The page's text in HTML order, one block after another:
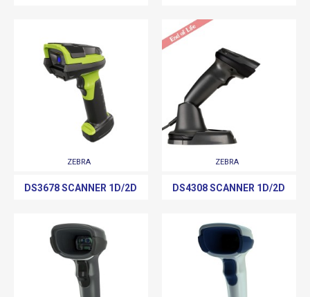
ZEBRA
DS3678 SCANNER 1D/2D
ZEBRA
DS4308 SCANNER 1D/2D